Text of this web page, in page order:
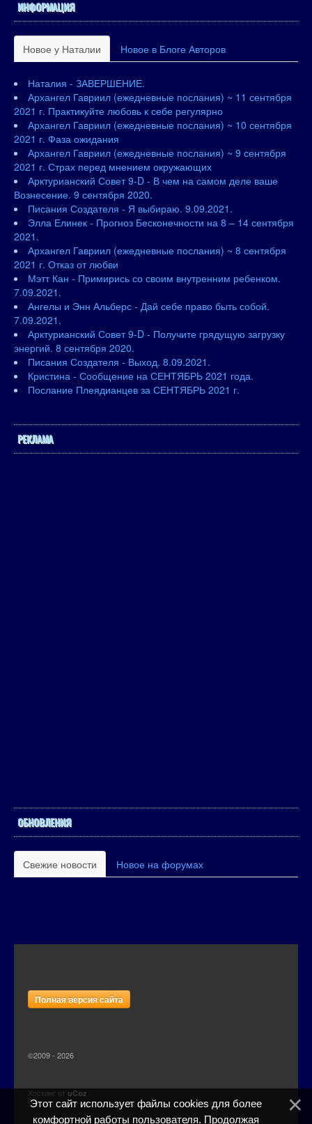
ИНФОРМАЦИЯ
Новое у Наталии Новое в Блоге Авторов
Наталия - ЗАВЕРШЕНИЕ.
Архангел Гавриил (ежедневные послания) ~ 11 сентября
2021 г. Практикуйте любовь к себе регулярно
Архангел Гавриил (ежедневные послания) ~ 10 сентября
2021 г. Фаза ожидания
Архангел Гавриил (ежедневные послания) ~ 9 сентября
2021 г. Страх перед мнением окружающих
Арктурианский Совет 9-D - В чем на самом деле ваше
Вознесение. 9 сентября 2020.
Писания Создателя - Я выбираю. 9.09.2021.
Элла Елинек - Прогноз Бесконечности на 8 – 14 сентября
2021.
Архангел Гавриил (ежедневные послания) ~ 8 сентября
2021 г. Отказ от любви
Мэтт Кан - Примирись со своим внутренним ребенком.
7.09.2021.
Ангелы и Энн Альберс - Дай себе право быть собой.
7.09.2021.
Арктурианский Совет 9-D - Получите грядущую загрузку
энергий. 8 сентября 2020.
Писания Создателя - Выход. 8.09.2021.
Кристина - Сообщение на СЕНТЯБРЬ 2021 года.
Послание Плеядианцев за СЕНТЯБРЬ 2021 г.
РЕКЛАМА
ОБНОВЛЕНИЯ
Свежие новости Новое на форумах
Полная версия сайта
©2009 - 2026
Хостинг от uCoz
Этот сайт использует файлы cookies для более
комфортной работы пользователя. Продолжая